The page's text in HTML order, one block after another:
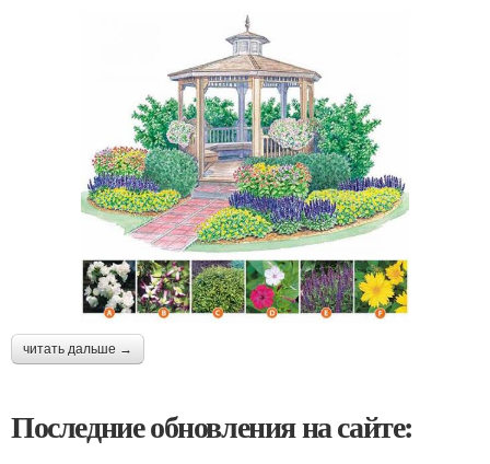
читать дальше →
Последние обновления на сайте: